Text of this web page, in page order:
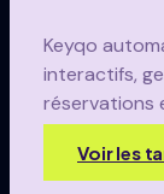
Keyqo
interactifs,
réservations
Voir les